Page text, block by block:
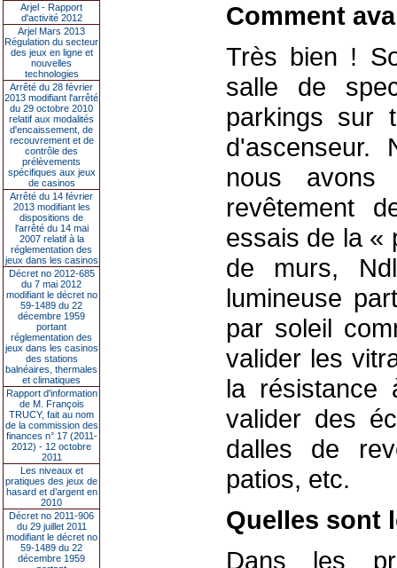
Arjel - Rapport
d'activité 2012
Arjel Mars 2013
Régulation du secteur
des jeux en ligne et
nouvelles
technologies
Arrêté du 28 février
2013 modifiant l'arrêté
du 29 octobre 2010
relatif aux modalités
d'encaissement, de
recouvrement et de
contrôle des
prélèvements
spécifiques aux jeux
de casinos
Arrêté du 14 février
2013 modifiant les
dispositions de
l'arrêté du 14 mai
2007 relatif à la
réglementation des
jeux dans les casinos
Décret no 2012-685
du 7 mai 2012
modifiant le décret no
59-1489 du 22
décembre 1959
portant
réglementation des
jeux dans les casinos
des stations
balnéaires, thermales
et climatiques
Rapport d'information
de M. François
TRUCY, fait au nom
de la commission des
finances n° 17 (2011-
2012) - 12 octobre
2011
Les niveaux et
pratiques des jeux de
hasard et d’argent en
2010
Décret no 2011-906
du 29 juillet 2011
modifiant le décret no
59-1489 du 22
décembre 1959
Comment
Très bien !
salle de
parkings sur
nous
revêtement
essais de la «
de murs,
lumineuse
par soleil
valider les
la résistance
valider des
dalles de
patios, etc.
Quelles sont
Dans les